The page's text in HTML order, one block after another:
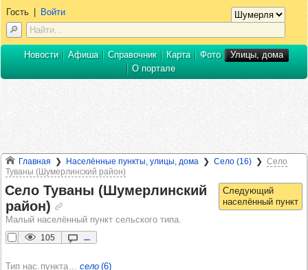
Главная Населённые пункты, улицы, дома Село (16)
Село
Туваны (Шумерлинский район)
Село Туваны (Шумер­лин­ский
район)
Малый населённый пункт сельского типа.
105 ...
Тип нас. пункта село (6)
Гость| Войти
Новости Афиша Справочник Карта Фото
Улицы, дома
О портале